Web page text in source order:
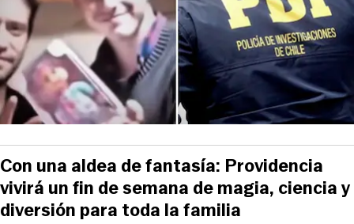
Con una aldea de fantasía: Providencia
vivirá un fin de semana de magia, ciencia y
diversión para toda la familia